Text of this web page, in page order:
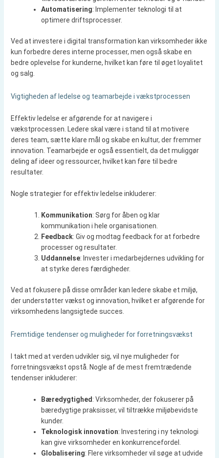
Automatisering: Implementer teknologi til at
optimere driftsprocesser.
Ved at investere i digital transformation kan virksomheder ikke
kun forbedre deres interne processer, men også skabe en
bedre oplevelse for kunderne, hvilket kan føre til øget loyalitet
og salg.
Vigtigheden af ledelse og teamarbejde i vækstprocessen
Effektiv ledelse er afgørende for at navigere i
vækstprocessen. Ledere skal være i stand til at motivere
deres team, sætte klare mål og skabe en kultur, der fremmer
innovation. Teamarbejde er også essentielt, da det muliggør
deling af ideer og ressourcer, hvilket kan føre til bedre
resultater.
Nogle strategier for effektiv ledelse inkluderer:
Kommunikation: Sørg for åben og klar
kommunikation i hele organisationen.
Feedback: Giv og modtag feedback for at forbedre
processer og resultater.
Uddannelse: Invester i medarbejdernes udvikling for
at styrke deres færdigheder.
Ved at fokusere på disse områder kan ledere skabe et miljø,
der understøtter vækst og innovation, hvilket er afgørende for
virksomhedens langsigtede succes.
Fremtidige tendenser og muligheder for forretningsvækst
I takt med at verden udvikler sig, vil nye muligheder for
forretningsvækst opstå. Nogle af de mest fremtrædende
tendenser inkluderer:
Bæredygtighed: Virksomheder, der fokuserer på
bæredygtige praksisser, vil tiltrække miljøbevidste
kunder.
Teknologisk innovation: Investering i ny teknologi
kan give virksomheder en konkurrencefordel.
Globalisering: Flere virksomheder vil søge at udvide